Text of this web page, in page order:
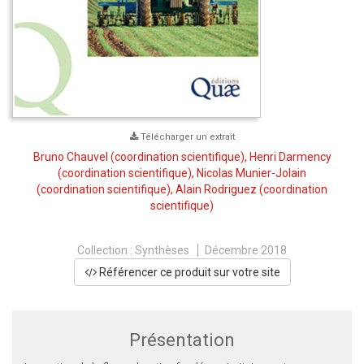
Télécharger un extrait
Bruno Chauvel (coordination scientifique), Henri Darmency
(coordination scientifique), Nicolas Munier-Jolain
(coordination scientifique), Alain Rodriguez (coordination
scientifique)
Collection : Synthèses
Décembre 2018
Référencer ce produit sur votre site
Présentation